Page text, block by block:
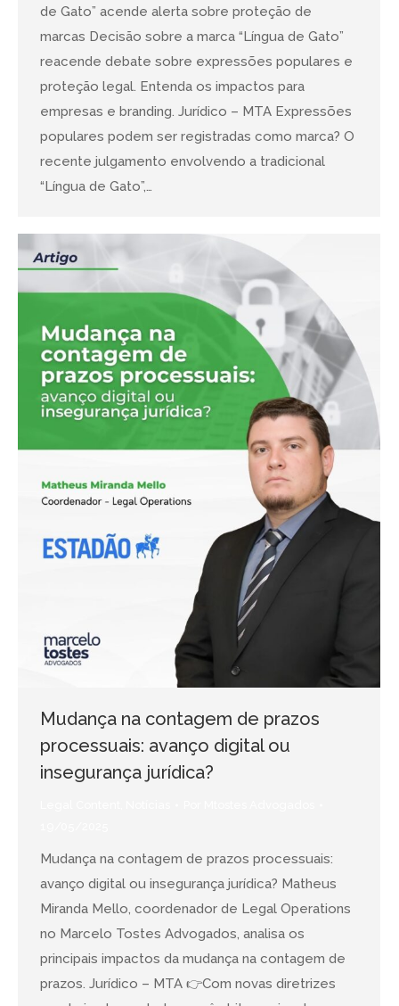
de Gato” acende alerta sobre proteção de
marcas Decisão sobre a marca “Língua de Gato”
reacende debate sobre expressões populares e
proteção legal. Entenda os impactos para
empresas e branding. Jurídico – MTA Expressões
populares podem ser registradas como marca? O
recente julgamento envolvendo a tradicional
“Língua de Gato”,…
Mudança na contagem de prazos
processuais: avanço digital ou
insegurança jurídica?
Mudança na contagem de prazos processuais:
avanço digital ou insegurança jurídica? Matheus
Miranda Mello, coordenador de Legal Operations
no Marcelo Tostes Advogados, analisa os
principais impactos da mudança na contagem de
prazos. Jurídico – MTA 👉Com novas diretrizes